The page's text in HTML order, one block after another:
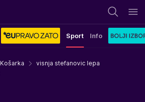
Sport Info
Košarka
visnja stefanovic lepa